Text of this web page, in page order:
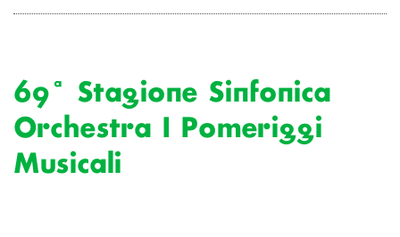
69ª Stagione Sinfonica
Orchestra I Pomeriggi
Musicali